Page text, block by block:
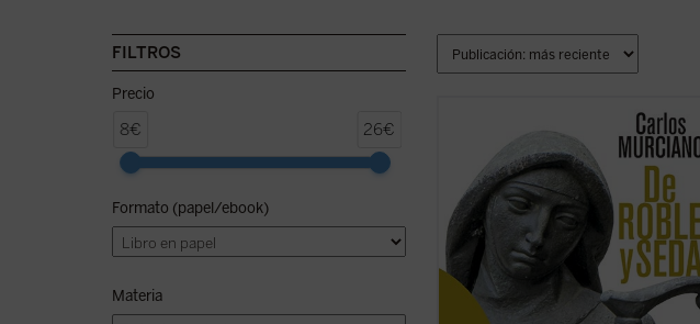
FILTROS
Precio
8€ 26€
Formato (papel/ebook)
Materia
En este libro, que un prestigioso jurado
distinguiera en su día, el autor
profundiza, con tanto conocimiento como
respeto, en la obra de la Santa
castellana, extrayendo de ella, para sus
versos, lo esencial de su vida y su
pensamiento místico y ...
(ver ficha)